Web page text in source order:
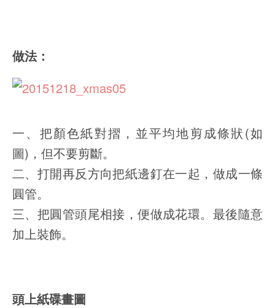
做法：
一、把顏色紙對摺，並平均地剪成條狀(如
圖)，但不要剪斷。
二、打開再反方向把紙邊釘在一起，做成一條
圓管。
三、把圓管頭尾相接，便做成花環。最後隨意
加上裝飾。
頭上紙碟畫圖